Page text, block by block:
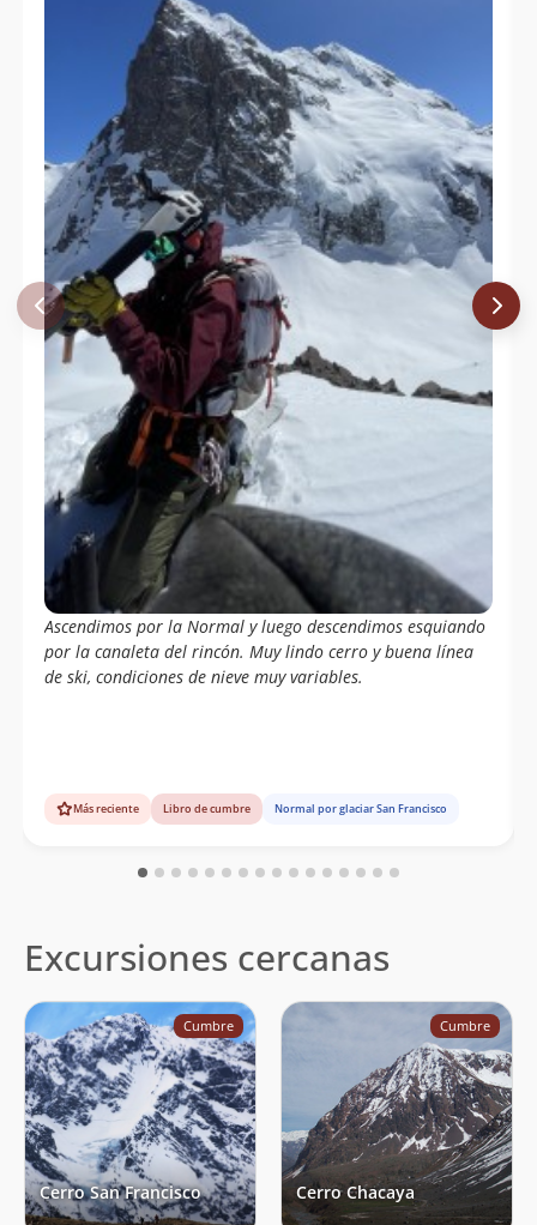
Álvaro Vivanco
20/11/05
David Valdés
Juan Francisco Bustos
Felipe Ochsenius
Javier Echecopar
22/01/05
Rodrigo Colipi
12/12/04
Andrés Guzmán, Roberto Olivares,
Rodrigo, Cristian
28/11/04
Daniel Sepulveda(Coloro), Nico Negro,
04/03/04 Miguel Barrios
23/11/03 Elvis Acevedo
09/04/03
Paulo Cox
Carlos Andrés Correa Grez
Ignacio Toro Labbé
Ismael Mena Valdés
30/01/02
Eduardo Alexis Liempi Liempi
Paulo Cox
17/10/01 Emilio Vega
Adolfo Dell´orto Selman
07/11/99
Daniel Zavala, Miguel Contreras,
12/05/63
Wolfgang Förster
Ulrich Lorber
12/01/63
Wolfgang Förster
Sergio Kunstmann
12/01/63
Julio Garreaud
08/12/58
Jorge Valenzuela, Jaime Acosta, Luis
Gonzales Y Guillermo Correa (Club
Littoria)
07/12/31
Erwin Hein
Ascendimos por la Normal y luego descendimos esquiando
por la canaleta del rincón. Muy lindo cerro y buena línea
de ski, condiciones de nieve muy variables.
Más reciente Libro de cumbre Normal por glaciar San Francisco
Excursiones cercanas
Cumbre
Cerro San Francisco
Cumbre
Cerro Chacaya